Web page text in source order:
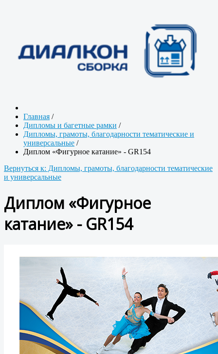
Главная /
Дипломы и багетные рамки /
Дипломы, грамоты, благодарности тематические и
универсальные /
Диплом «Фигурное катание» - GR154
Вернуться к: Дипломы, грамоты, благодарности тематические
и универсальные
Диплом «Фигурное
катание» - GR154